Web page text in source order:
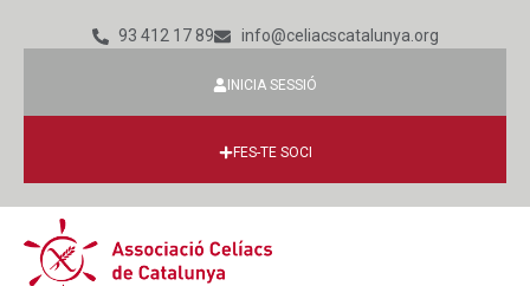
93 412 17 89 info@celiacscatalunya.org
INICIA SESSIÓ
FES-TE SOCI